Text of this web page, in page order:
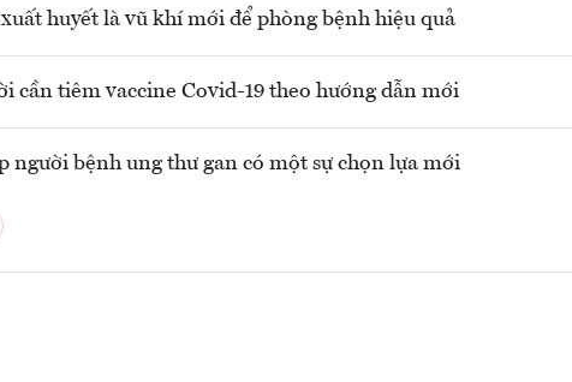
huyết là vũ khí mới để phòng bệnh hiệu quả
cần tiêm vaccine Covid-19 theo hướng dẫn mới
người bệnh ung thư gan có một sự chọn lựa mới